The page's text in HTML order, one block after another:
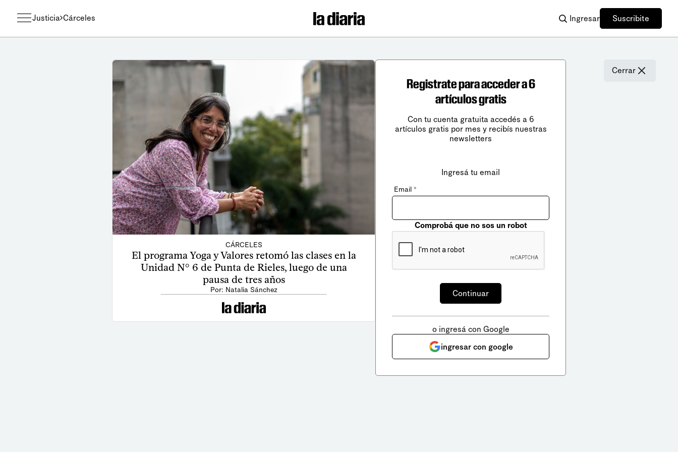
Justicia Cárceles Ingresar Suscribite
CÁRCELES
El programa Yoga y Valores retomó las clases en la
Unidad N° 6 de Punta de Rieles, luego de una
pausa de tres años
Por: Natalia Sánchez
Cerrar
Registrate para acceder a 6
artículos gratis
Con tu cuenta gratuita accedés a 6
artículos gratis por mes y recibís nuestras
newsletters
Ingresá tu email
Email *
Comprobá que no sos un robot
o ingresá con Google
ingresar con google